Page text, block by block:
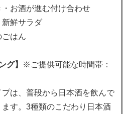
・お酒が進む付け合わせ
新鮮サラダ
ごはん
グ】
※ご提供可能な時間帯：
は、普段から日本酒を飲んで
す。3種類のこだわり日本酒